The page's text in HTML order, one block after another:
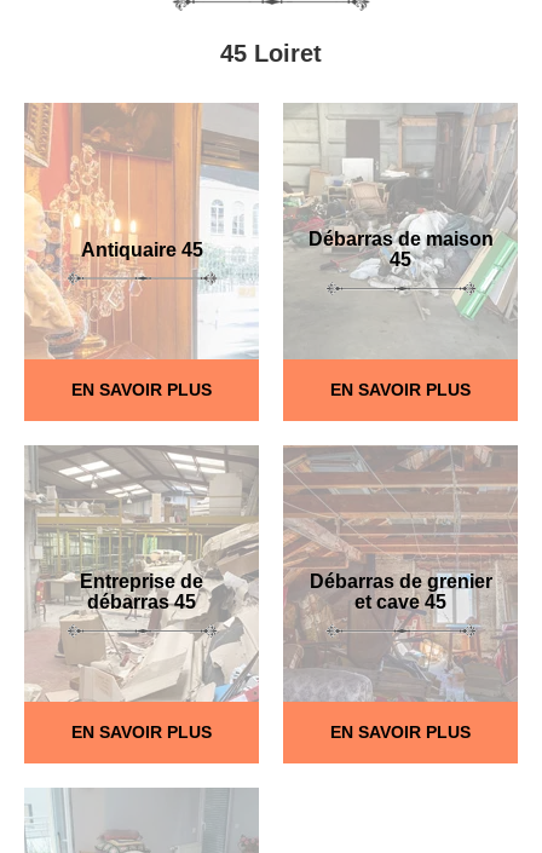
45 Loiret
Antiquaire 45
EN SAVOIR PLUS
Débarras de maison
45
EN SAVOIR PLUS
Entreprise de
débarras 45
EN SAVOIR PLUS
Débarras de grenier
et cave 45
EN SAVOIR PLUS